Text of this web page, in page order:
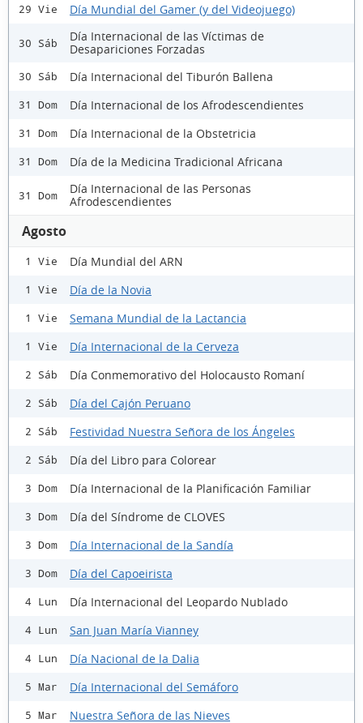
29 Vie Día Mundial del Gamer (y del Videojuego)
30 Sáb
Día Internacional de las Víctimas de
Desapariciones Forzadas
30 Sáb Día Internacional del Tiburón Ballena
31 Dom Día Internacional de los Afrodescendientes
31 Dom Día Internacional de la Obstetricia
31 Dom Día de la Medicina Tradicional Africana
31 Dom
Día Internacional de las Personas
Afrodescendientes
Agosto
1 Vie Día Mundial del ARN
1 Vie Día de la Novia
1 Vie Semana Mundial de la Lactancia
1 Vie Día Internacional de la Cerveza
2 Sáb Día Conmemorativo del Holocausto Romaní
2 Sáb Día del Cajón Peruano
2 Sáb Festividad Nuestra Señora de los Ángeles
2 Sáb Día del Libro para Colorear
3 Dom Día Internacional de la Planificación Familiar
3 Dom Día del Síndrome de CLOVES
3 Dom Día Internacional de la Sandía
3 Dom Día del Capoeirista
4 Lun Día Internacional del Leopardo Nublado
4 Lun San Juan María Vianney
4 Lun Día Nacional de la Dalia
5 Mar Día Internacional del Semáforo
5 Mar Nuestra Señora de las Nieves